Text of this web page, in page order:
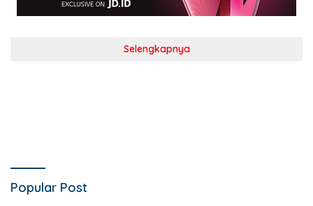
Selengkapnya
Popular Post